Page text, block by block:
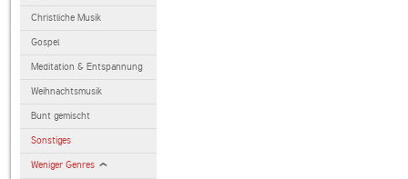
Christliche Musik
Gospel
Meditation & Entspannung
Weihnachtsmusik
Bunt gemischt
Sonstiges
Weniger Genres